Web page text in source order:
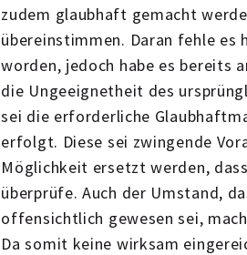
zudem glaubhaft gemacht
übereinstimmen. Daran fehle es
worden, jedoch habe es bereits
die Ungeeignetheit des
sei die erforderliche
erfolgt. Diese sei zwingende
Möglichkeit ersetzt werden,
überprüfe. Auch der Umstand,
offensichtlich gewesen sei,
Da somit keine wirksam